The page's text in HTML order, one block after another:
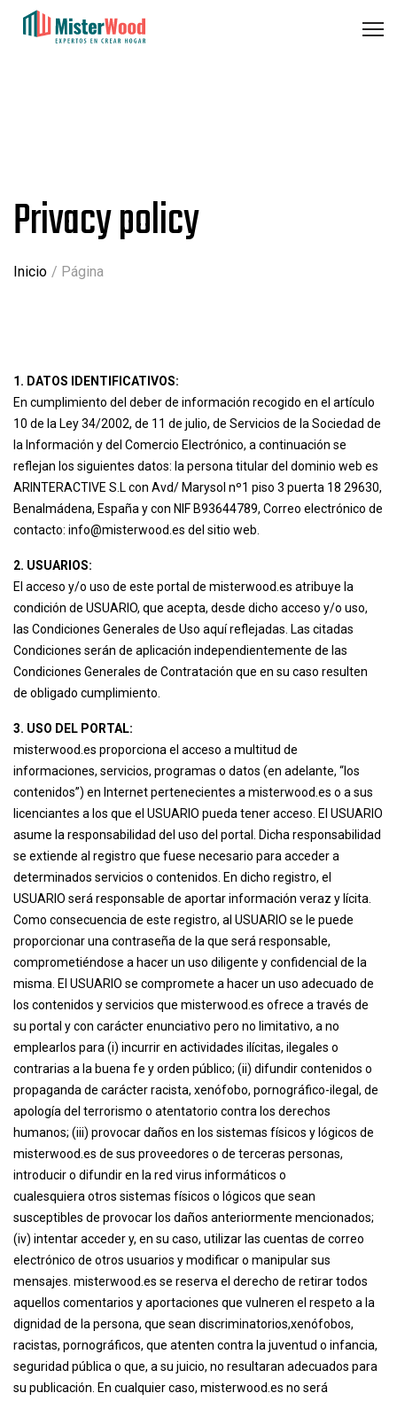
Privacy policy
Inicio Página
1. DATOS IDENTIFICATIVOS:
En cumplimiento del deber de información recogido en el artículo
10 de la Ley 34/2002, de 11 de julio, de Servicios de la Sociedad de
la Información y del Comercio Electrónico, a continuación se
reflejan los siguientes datos: la persona titular del dominio web es
ARINTERACTIVE S.L con Avd/ Marysol nº1 piso 3 puerta 18 29630,
Benalmádena, España y con NIF B93644789, Correo electrónico de
contacto: info@misterwood.es del sitio web.
2. USUARIOS:
El acceso y/o uso de este portal de misterwood.es atribuye la
condición de USUARIO, que acepta, desde dicho acceso y/o uso,
las Condiciones Generales de Uso aquí reflejadas. Las citadas
Condiciones serán de aplicación independientemente de las
Condiciones Generales de Contratación que en su caso resulten
de obligado cumplimiento.
3. USO DEL PORTAL:
misterwood.es proporciona el acceso a multitud de
informaciones, servicios, programas o datos (en adelante, “los
contenidos”) en Internet pertenecientes a misterwood.es o a sus
licenciantes a los que el USUARIO pueda tener acceso. El USUARIO
asume la responsabilidad del uso del portal. Dicha responsabilidad
se extiende al registro que fuese necesario para acceder a
determinados servicios o contenidos. En dicho registro, el
USUARIO será responsable de aportar información veraz y lícita.
Como consecuencia de este registro, al USUARIO se le puede
proporcionar una contraseña de la que será responsable,
comprometiéndose a hacer un uso diligente y confidencial de la
misma. El USUARIO se compromete a hacer un uso adecuado de
los contenidos y servicios que misterwood.es ofrece a través de
su portal y con carácter enunciativo pero no limitativo, a no
emplearlos para (i) incurrir en actividades ilícitas, ilegales o
contrarias a la buena fe y orden público; (ii) difundir contenidos o
propaganda de carácter racista, xenófobo, pornográfico-ilegal, de
apología del terrorismo o atentatorio contra los derechos
humanos; (iii) provocar daños en los sistemas físicos y lógicos de
misterwood.es de sus proveedores o de terceras personas,
introducir o difundir en la red virus informáticos o
cualesquiera otros sistemas físicos o lógicos que sean
susceptibles de provocar los daños anteriormente mencionados;
(iv) intentar acceder y, en su caso, utilizar las cuentas de correo
electrónico de otros usuarios y modificar o manipular sus
mensajes. misterwood.es se reserva el derecho de retirar todos
aquellos comentarios y aportaciones que vulneren el respeto a la
dignidad de la persona, que sean discriminatorios,xenófobos,
racistas, pornográficos, que atenten contra la juventud o infancia,
seguridad pública o que, a su juicio, no resultaran adecuados para
su publicación. En cualquier caso, misterwood.es no será